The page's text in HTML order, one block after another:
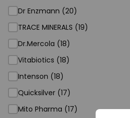
Dr Enzmann (20)
TRACE MINERALS (19)
Dr.Mercola (18)
Vitabiotics (18)
Intenson (18)
Quicksilver (17)
Mito Pharma (17)